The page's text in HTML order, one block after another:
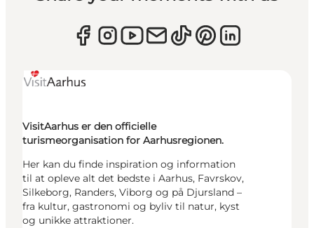
VisitAarhus er den officielle
turismeorganisation for Aarhusregionen.
Her kan du finde inspiration og information
til at opleve alt det bedste i Aarhus, Favrskov,
Silkeborg, Randers, Viborg og på Djursland –
fra kultur, gastronomi og byliv til natur, kyst
og unikke attraktioner.